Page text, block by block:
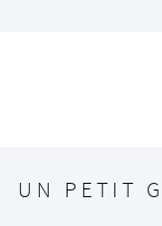
UN PETIT